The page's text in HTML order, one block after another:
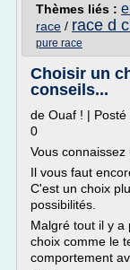
Thèmes liés :
race / race d
pure race
Choisir un
conseils...
de Ouaf ! |
0
Vous
Il vous faut
C'est un choix
possibilités.
Malgré tout il y a
choix comme le
comportement